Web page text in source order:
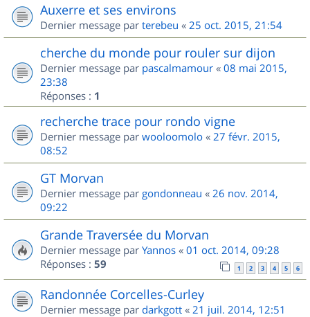
Auxerre et ses environs
Dernier message par terebeu « 25 oct. 2015, 21:54
cherche du monde pour rouler sur dijon
Dernier message par pascalmamour « 08 mai 2015,
23:38
Réponses : 1
recherche trace pour rondo vigne
Dernier message par wooloomolo « 27 févr. 2015,
08:52
GT Morvan
Dernier message par gondonneau « 26 nov. 2014,
09:22
Grande Traversée du Morvan
Dernier message par Yannos « 01 oct. 2014, 09:28
Réponses : 59 1 2 3 4 5 6
Randonnée Corcelles-Curley
Dernier message par darkgott « 21 juil. 2014, 12:51